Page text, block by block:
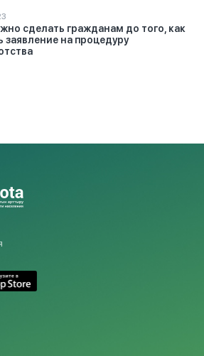
сделать гражданам до того, как
заявление на процедуру